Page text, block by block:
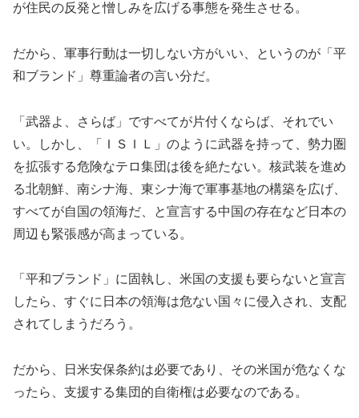
が住民の反発と憎しみを広げる事態を発生させる。
だから、軍事行動は一切しない方がいい、というのが「平
和ブランド」尊重論者の言い分だ。
「武器よ、さらば」ですべてが片付くならば、それでい
い。しかし、「ＩＳＩＬ」のように武器を持って、勢力圏
を拡張する危険なテロ集団は後を絶たない。核武装を進め
る北朝鮮、南シナ海、東シナ海で軍事基地の構築を広げ、
すべてが自国の領海だ、と宣言する中国の存在など日本の
周辺も緊張感が高まっている。
「平和ブランド」に固執し、米国の支援も要らないと宣言
したら、すぐに日本の領海は危ない国々に侵入され、支配
されてしまうだろう。
だから、日米安保条約は必要であり、その米国が危なくな
ったら、支援する集団的自衛権は必要なのである。